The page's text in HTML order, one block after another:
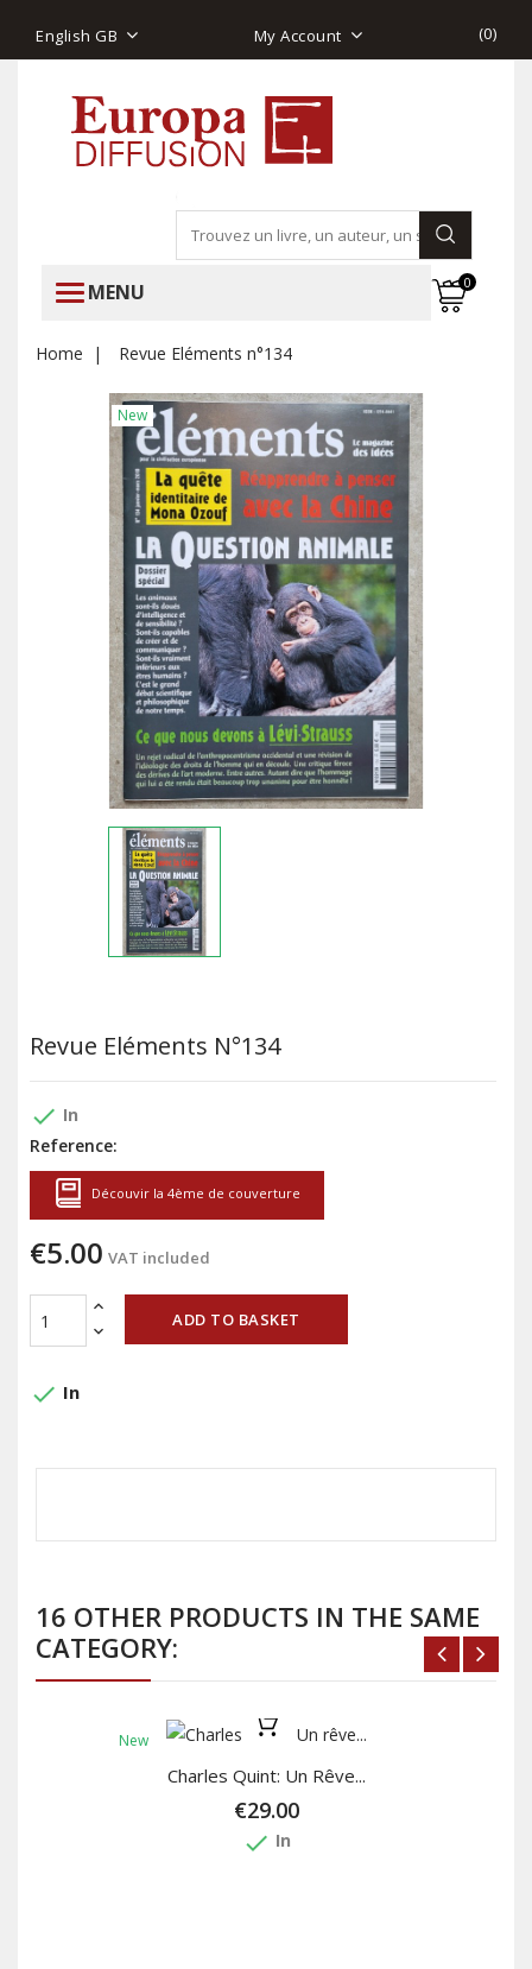
English GB My Account (0)
MENU 0
Home Revue Eléments n°134
New
Revue Eléments N°134
done In
Reference:
Découvir la 4ème de couverture
€5.00 VAT included
ADD TO BASKET
done In
16 OTHER PRODUCTS IN THE SAME
CATEGORY:
New
Charles Quint: Un Rêve...
€29.00
done In